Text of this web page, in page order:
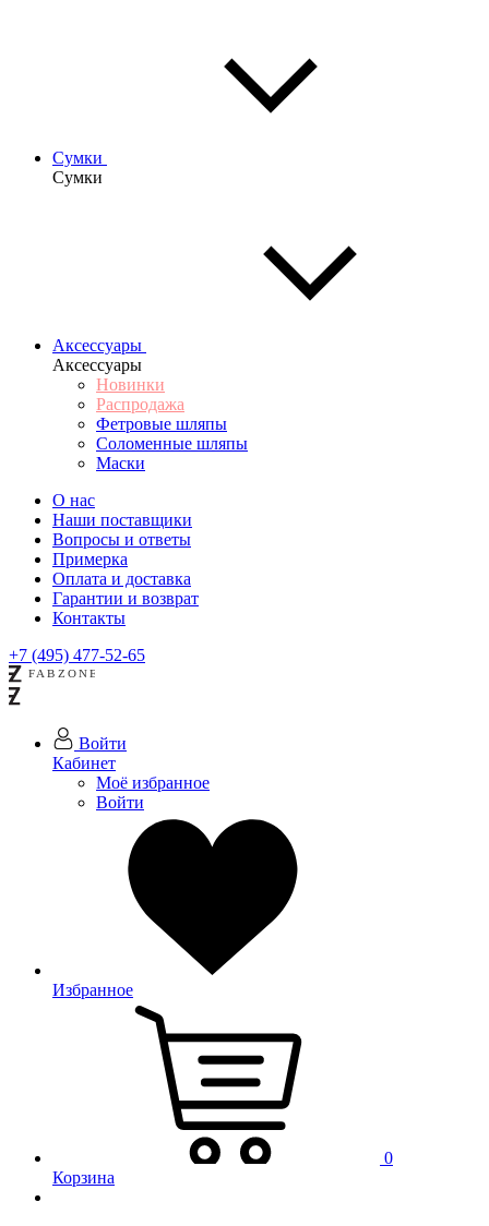
Сумки
Сумки
Аксессуары
Аксессуары
Новинки
Распродажа
Фетровые шляпы
Соломенные шляпы
Маски
О нас
Наши поставщики
Вопросы и ответы
Примерка
Оплата и доставка
Гарантии и возврат
Контакты
+7 (495) 477-52-65
Войти
Кабинет
Моё избранное
Войти
Избранное
0
Корзина